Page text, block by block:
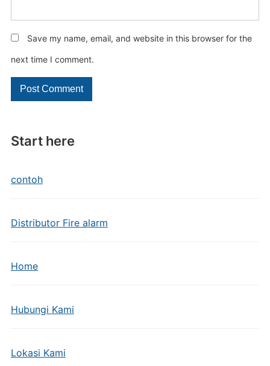
Start here
contoh
Distributor Fire alarm
Home
Hubungi Kami
Lokasi Kami
Save my name, email, and website in this browser for the
next time I comment.